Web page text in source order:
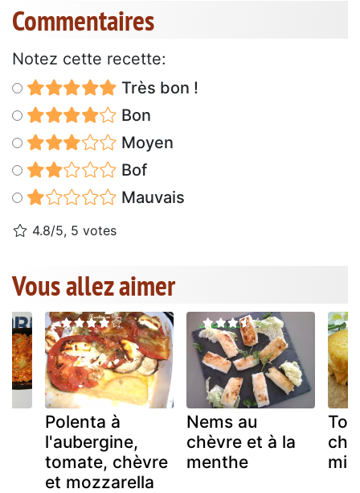
Commentaires
Notez cette recette:
Très bon !
Bon
Moyen
Bof
Mauvais
4.8/5, 5 votes
Vous allez aimer
Polenta à
l'aubergine,
tomate, chèvre
et mozzarella
Nems au
chèvre et à la
menthe
miel